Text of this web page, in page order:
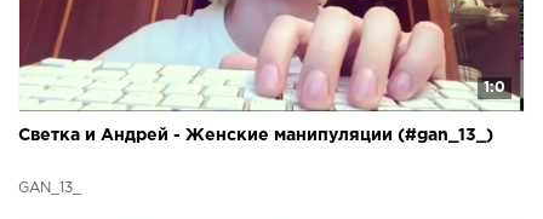
1:0
Светка и Андрей - Женские манипуляции (#gan_13_)
GAN_13_